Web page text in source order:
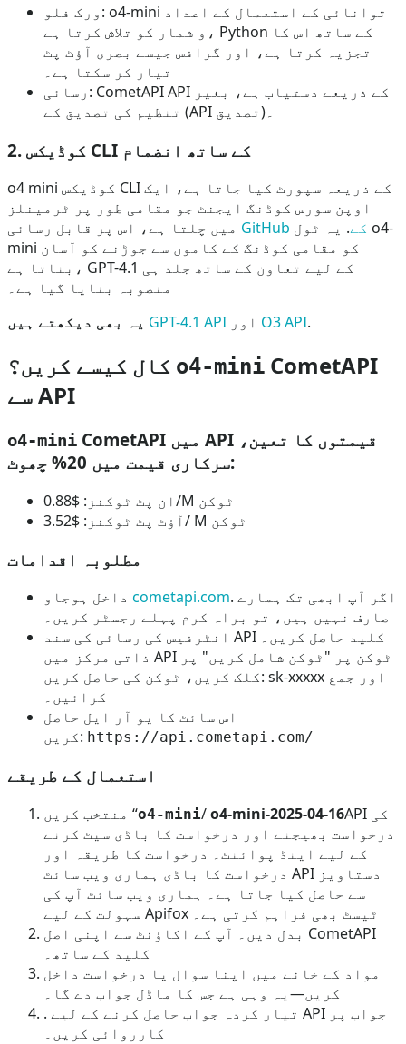
ورک فلو: o4-mini توانائی کے استعمال کے اعداد
و شمار کو تلاش کرتا ہے، Python کے ساتھ اس کا
تجزیہ کرتا ہے، اور گرافس جیسے بصری آؤٹ پٹ
تیار کر سکتا ہے۔
رسائی: CometAPI API کے ذریعے دستیاب ہے، بغیر
تنظیم کی تصدیق کے (API تصدیق)۔
2. کوڈیکس CLI کے ساتھ انضمام
o4 mini کوڈیکس CLI کے ذریعہ سپورٹ کیا جاتا ہے، ایک
اوپن سورس کوڈنگ ایجنٹ جو مقامی طور پر ٹرمینلز
GitHub کے. یہ ٹول o4-
mini کو مقامی کوڈنگ کے کاموں سے جوڑنے کو آسان
بناتا ہے، GPT-4.1 کے لیے تعاون کے ساتھ جلد ہی
منصوبہ بنایا گیا ہے۔
یہ بھی دیکھتے ہیں GPT-4.1 API O3 API.
o4-mini CometAPI
سے API
o4-mini CometAPI میں API قیمتوں کا تعین،
سرکاری قیمت میں 20% چھوٹ:
ان پٹ ٹوکنز: $0.88/M ٹوکن
آؤٹ پٹ ٹوکنز: $3.52/ M ٹوکن
مطلوبہ اقدامات
cometapi.com. اگر آپ ابھی تک ہمارے
صارف نہیں ہیں، تو براہ کرم پہلے رجسٹر کریں۔
انٹرفیس کی رسائی کی سند API کلید حاصل کریں۔
ذاتی مرکز میں API ٹوکن پر "ٹوکن شامل کریں" پر
کلک کریں، ٹوکن کی حاصل کریں: sk-xxxxx اور جمع
کرائیں۔
اس سائٹ کا یو آر ایل حاصل
کریں: https://api.cometapi.com/
استعمال کے طریقے
منتخب کریں “o4-mini/o4-mini-2025-04-16API کی
درخواست بھیجنے اور درخواست کا باڈی سیٹ کرنے
کے لیے اینڈ پوائنٹ۔ درخواست کا طریقہ اور
درخواست کا باڈی ہماری ویب سائٹ API دستاویز
سے حاصل کیا جاتا ہے۔ ہماری ویب سائٹ آپ کی
سہولت کے لیے Apifox ٹیسٹ بھی فراہم کرتی ہے۔
بدل دیں۔ آپ کے اکاؤنٹ سے اپنی اصل CometAPI
کلید کے ساتھ۔
مواد کے خانے میں اپنا سوال یا درخواست داخل
کریں—یہ وہی ہے جس کا ماڈل جواب دے گا۔
. تیار کردہ جواب حاصل کرنے کے لیے API جواب پر
کارروائی کریں۔